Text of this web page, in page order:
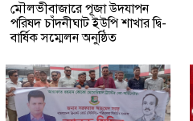
মৌলভীবাজারে পূজা উদযাপন
পরিষদ চাঁদনীঘাট ইউপি শাখার দ্বি-
বার্ষিক সম্মেলন অনুষ্ঠিত